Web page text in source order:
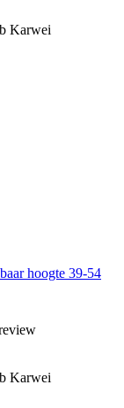
Karwei
hoogte 39-54
Karwei